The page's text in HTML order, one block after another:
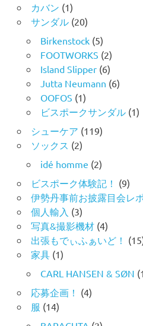
カバン (1)
サンダル(20)
Birkenstock(5)
FOOTWORKS (2)
Island Slipper(6)
Jutta Neumann (6)
OOFOS (1)
ビスポークサンダル(1)
シューケア (119)
ソックス (2)
idé homme (2)
ビスポーク体験記！ (9)
伊勢丹事前お披露目会レ
個人輸入 (3)
写真&撮影機材(4)
出張もでぃふぁいど！
家具(1)
CARL HANSEN & SØN
応募企画！ (4)
服 (14)